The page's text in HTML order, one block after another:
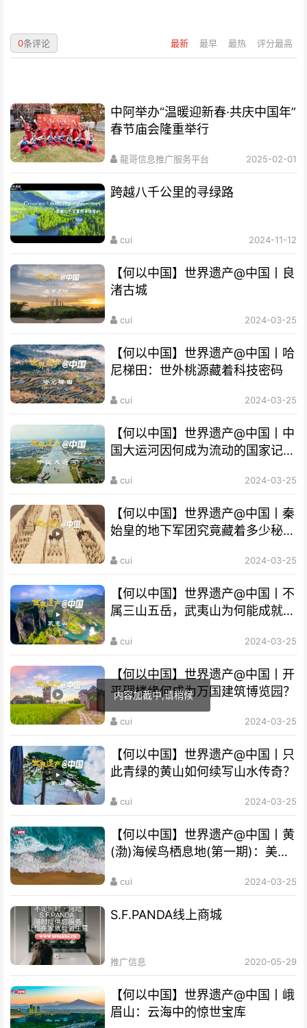
最新 最早 最热 评分最高
0条评论
中阿举办“温暖迎新春·共庆中国年”
春节庙会隆重举行
龍哥信息推广服务平台 2025-02-01
跨越八千公里的寻绿路
cui 2024-11-12
【何以中国】世界遗产@中国丨良
渚古城
cui 2024-03-25
【何以中国】世界遗产@中国丨哈
尼梯田：世外桃源藏着科技密码
cui 2024-03-25
【何以中国】世界遗产@中国丨中
国大运河因何成为流动的国家记
cui 2024-03-25
【何以中国】世界遗产@中国丨秦
始皇的地下军团究竟藏着多少秘
cui 2024-03-25
【何以中国】世界遗产@中国丨不
属三山五岳，武夷山为何能成就
cui 2024-03-25
【何以中国】世界遗产@中国丨开
平碉楼缘何成为万国建筑博览园？
cui 2024-03-25
【何以中国】世界遗产@中国丨只
此青绿的黄山如何续写山水传奇？
cui 2024-03-25
【何以中国】世界遗产@中国丨黄
(渤)海候鸟栖息地(第一期)：美丽
cui 2024-03-25
S.F.PANDA线上商城
推广信息 2020-05-29
【何以中国】世界遗产@中国丨峨
眉山：云海中的惊世宝库